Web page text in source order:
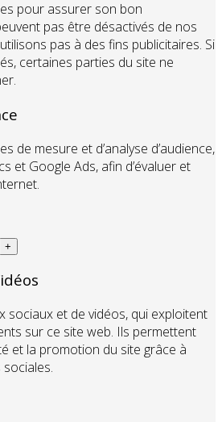
pour assurer son bon
pas être désactivés de nos
pas à des fins publicitaires. Si
certaines parties du site ne
de mesure et d’analyse d’audience,
et Google Ads, afin d’évaluer et
+
sociaux et de vidéos, qui exploitent
sur ce site web. Ils permettent
et la promotion du site grâce à